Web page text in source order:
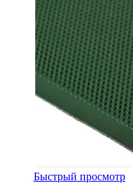
Быстрый просмотр